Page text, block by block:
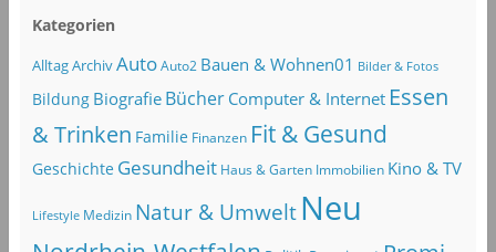
Kategorien
AlltagArchivAuto Auto2 Bauen & Wohnen01 Bilder & Fotos
Bildung Biografie Bücher Computer & Internet Essen
& Trinken Familie Finanzen Fit & Gesund
Geschichte Gesundheit Haus & Garten Immobilien Kino & TV
Lifestyle Medizin Natur & Umwelt Neu